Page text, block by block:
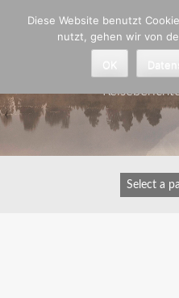
Astrid
IMAGES
Diese Website benutzt
nutzt, gehen wir von